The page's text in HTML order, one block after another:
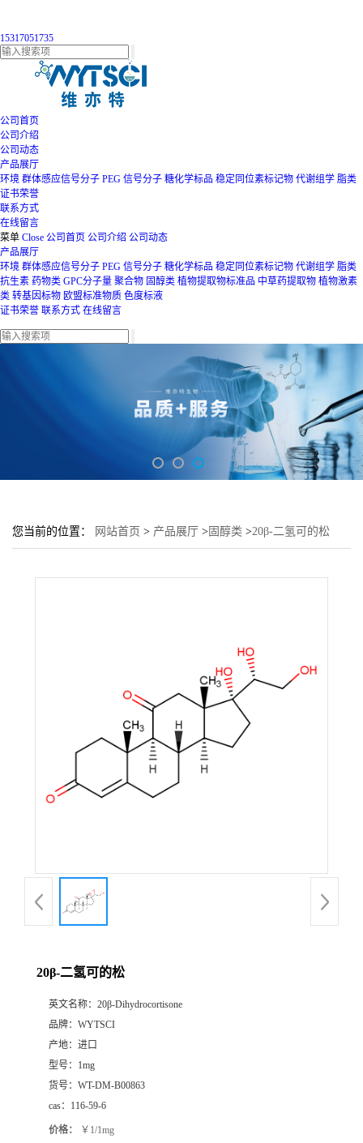
15317051735
公司首页
公司介绍
公司动态
产品展厅
环境 群体感应信号分子 PEG 信号分子 糖化学标品 稳定同位素标记物 代谢组学 脂类
证书荣誉
联系方式
在线留言
菜单 Close 公司首页 公司介绍 公司动态
产品展厅
环境 群体感应信号分子 PEG 信号分子 糖化学标品 稳定同位素标记物 代谢组学 脂类
抗生素 药物类 GPC分子量 聚合物 固醇类 植物提取物标准品 中草药提取物 植物激素
类 转基因标物 欧盟标准物质 色度标液
证书荣誉 联系方式 在线留言
您当前的位置： 网站首页 > 产品展厅 > 固醇类 >20β-二氢可的松
20β-二氢可的松
英文名称： 20β-Dihydrocortisone
品牌： WYTSCI
产地： 进口
型号： 1mg
货号： WT-DM-B00863
cas： 116-59-6
价格： ￥1/1mg